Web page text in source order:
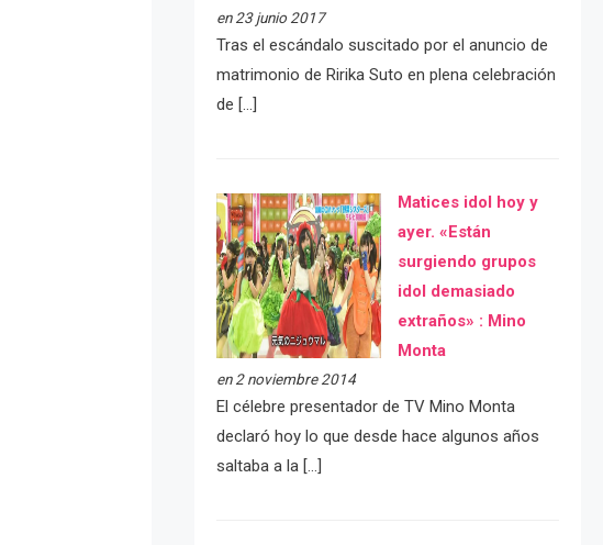
en 23 junio 2017
Tras el escándalo suscitado por el anuncio de
matrimonio de Ririka Suto en plena celebración
de […]
Matices idol hoy y
ayer. «Están
surgiendo grupos
idol demasiado
extraños» : Mino
Monta
en 2 noviembre 2014
El célebre presentador de TV Mino Monta
declaró hoy lo que desde hace algunos años
saltaba a la […]